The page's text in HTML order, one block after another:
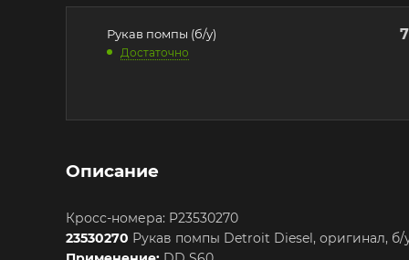
Рукав помпы (б/у)
Достаточно
Описание
Кросс-номера: P23530270
23530270 Рукав помпы Detroit Diesel, оригинал, б/